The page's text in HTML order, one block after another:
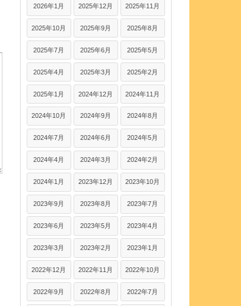
2026年1月 2025年12月 2025年11月
2025年10月 2025年9月 2025年8月
2025年7月 2025年6月 2025年5月
2025年4月 2025年3月 2025年2月
2025年1月 2024年12月 2024年11月
2024年10月 2024年9月 2024年8月
2024年7月 2024年6月 2024年5月
2024年4月 2024年3月 2024年2月
2024年1月 2023年12月 2023年10月
2023年9月 2023年8月 2023年7月
2023年6月 2023年5月 2023年4月
2023年3月 2023年2月 2023年1月
2022年12月 2022年11月 2022年10月
2022年9月 2022年8月 2022年7月